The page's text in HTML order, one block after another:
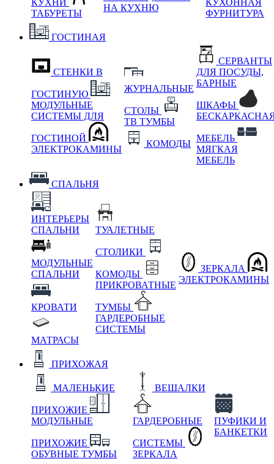
КУХНИ
ТАБУРЕТЫ
НА КУХНЮ
КУХОННАЯ
ФУРНИТУРА
ГОСТИНАЯ
СТЕНКИ В
ГОСТИНУЮ
МОДУЛЬНЫЕ
СИСТЕМЫ ДЛЯ
ГОСТИНОЙ
ЭЛЕКТРОКАМИНЫ
ЖУРНАЛЬНЫЕ
СТОЛЫ
ТВ ТУМБЫ
КОМОДЫ
СЕРВАНТЫ
ДЛЯ ПОСУДЫ,
БАРНЫЕ
ШКАФЫ
МЕБЕЛЬ
МЯГКАЯ
МЕБЕЛЬ
СПАЛЬНЯ
ИНТЕРЬЕРЫ
СПАЛЬНИ
МОДУЛЬНЫЕ
СПАЛЬНИ
КРОВАТИ
МАТРАСЫ
ТУАЛЕТНЫЕ
СТОЛИКИ
КОМОДЫ
ПРИКРОВАТНЫЕ
ТУМБЫ
ГАРДЕРОБНЫЕ
СИСТЕМЫ
ЗЕРКАЛА
ЭЛЕКТРОКАМИНЫ
ПРИХОЖАЯ
МАЛЕНЬКИЕ
ПРИХОЖИЕ
МОДУЛЬНЫЕ
ПРИХОЖИЕ
ОБУВНЫЕ ТУМБЫ
ВЕШАЛКИ
ГАРДЕРОБНЫЕ
СИСТЕМЫ
ЗЕРКАЛА
ПУФИКИ И
БАНКЕТКИ